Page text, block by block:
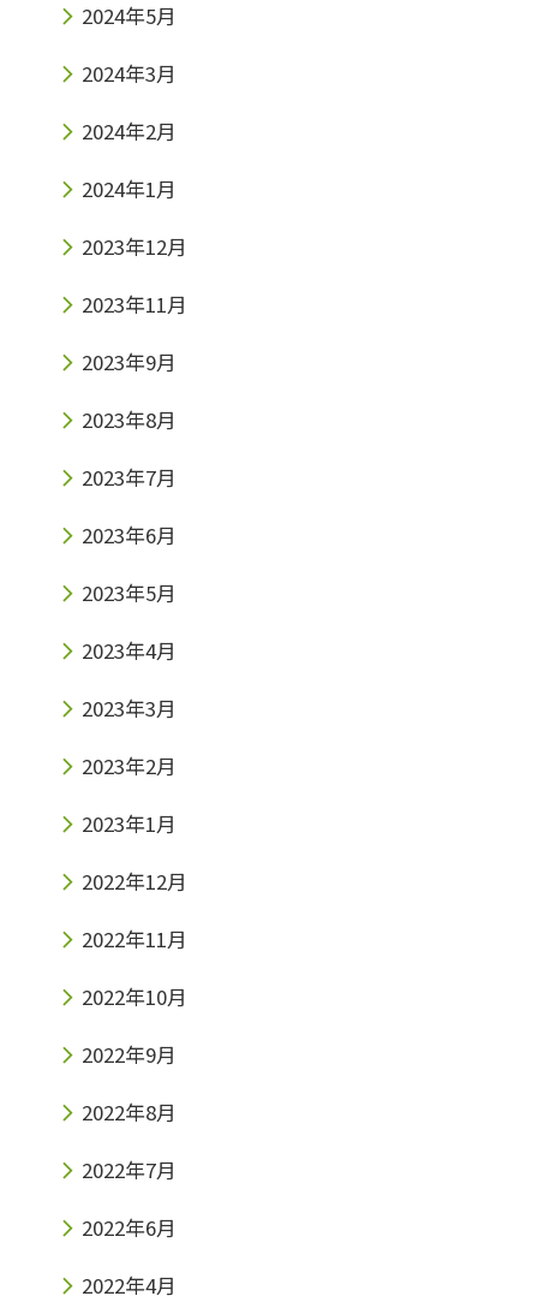
2024年5月
2024年3月
2024年2月
2024年1月
2023年12月
2023年11月
2023年9月
2023年8月
2023年7月
2023年6月
2023年5月
2023年4月
2023年3月
2023年2月
2023年1月
2022年12月
2022年11月
2022年10月
2022年9月
2022年8月
2022年7月
2022年6月
2022年4月